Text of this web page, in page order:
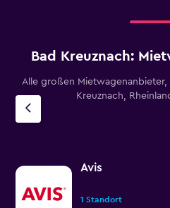
Bad Kreuznach:
Alle großen Mietwagenanbieter,
Kreuznach,
Avis
1 Standort